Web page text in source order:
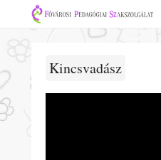
Kincsvadász